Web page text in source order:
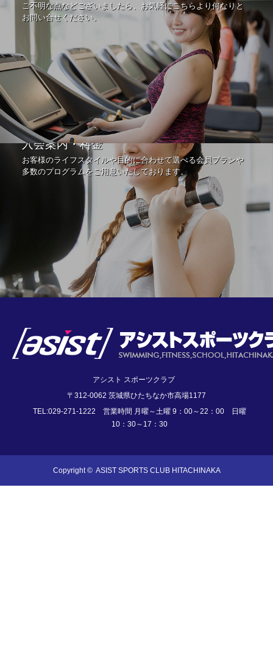
ご不明な点などございましたら、お気軽にこちらより何なりと
お問い合せください。
入会案内・料金
お客様のライフスタイルや目的に合わせて選べる会員プランや
多数のプログラムをご用意いたしております。
アシスト スポーツクラブ
〒312-0062 茨城県ひたちなか市高場1177
TEL:029-271-1222 営業時間 月曜～土曜 9：00～22：00 日曜
10：30～17：30
Copyright © ASIST SPORTS CLUB HITACHINAKA